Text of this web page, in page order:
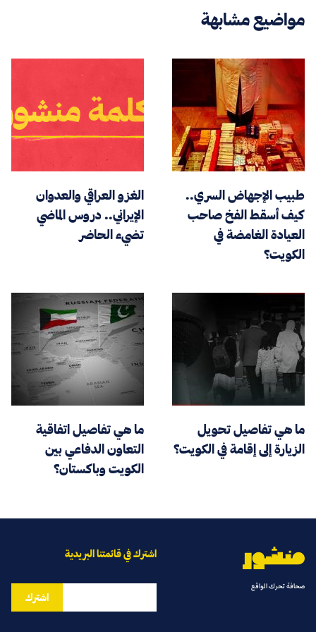
مواضيع مشابهة
طبيب الإجهاض السري..
كيف أسقط الفخ صاحب
العيادة الغامضة في
الكويت؟
الغزو العراقي والعدوان
الإيراني.. دروس الماضي
تضيء الحاضر
ما هي تفاصيل تحويل
الزيارة إلى إقامة في الكويت؟
ما هي تفاصيل اتفاقية
التعاون الدفاعي بين
الكويت وباكستان؟
صحافة تحرك الواقع
اشترك في قائمتنا البريدية
اشترك